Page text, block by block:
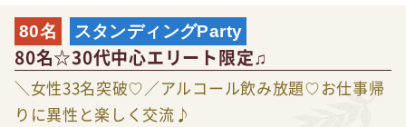
80名 スタンディングParty
80名☆30代中心エリート限定♫
＼女性33名突破♡／アルコール飲み放題♡お仕事帰
りに異性と楽しく交流♪